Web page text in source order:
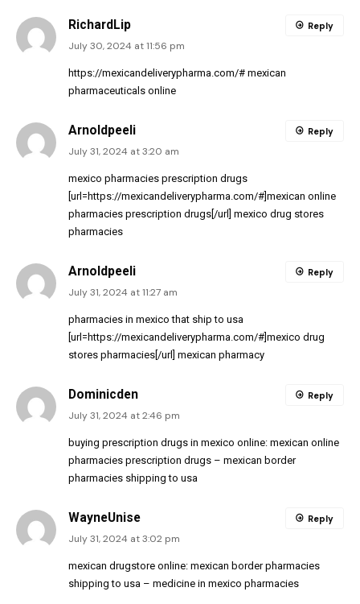
RichardLip
July 30, 2024 at 11:56 pm
https://mexicandeliverypharma.com/# mexican
pharmaceuticals online
Reply
Arnoldpeeli
July 31, 2024 at 3:20 am
mexico pharmacies prescription drugs
[url=https://mexicandeliverypharma.com/#]mexican online
pharmacies prescription drugs[/url] mexico drug stores
pharmacies
Reply
Arnoldpeeli
July 31, 2024 at 11:27 am
pharmacies in mexico that ship to usa
[url=https://mexicandeliverypharma.com/#]mexico drug
stores pharmacies[/url] mexican pharmacy
Reply
Dominicden
July 31, 2024 at 2:46 pm
buying prescription drugs in mexico online: mexican online
pharmacies prescription drugs – mexican border
pharmacies shipping to usa
Reply
WayneUnise
July 31, 2024 at 3:02 pm
mexican drugstore online: mexican border pharmacies
shipping to usa – medicine in mexico pharmacies
Reply